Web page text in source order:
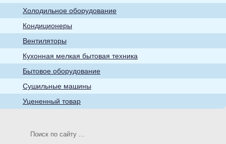
Кухонная мелкая
бытовая техника
Телевизоры
Холодильное оборудование
Кондиционеры
Вентиляторы
Кухонная мелкая бытовая техника
Бытовое оборудование
Сушильные машины
Уцененный товар